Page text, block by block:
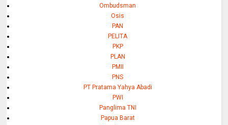
Ombudsman
Osis
PAN
PELITA
PKP
PLAN
PMII
PNS
PT Pratama Yahya Abadi
PWI
Panglima TNI
Papua Barat